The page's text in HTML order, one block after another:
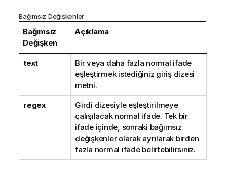
Bağımsız Değişkenler
Bağımsız
Değişken
Açıklama
text
Bir veya daha fazla normal ifade
eşleştirmek istediğiniz giriş dizesi
metni.
regex
Girdi dizesiyle eşleştirilmeye
çalışılacak normal ifade. Tek bir
ifade içinde, sonraki bağımsız
değişkenler olarak ayrılarak birden
fazla normal ifade belirtebilirsiniz.